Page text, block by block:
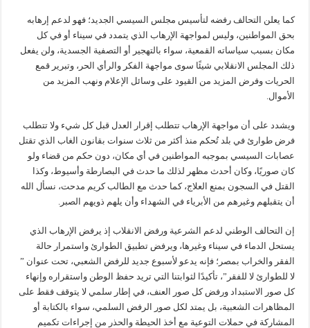
كما يعلن التحالف رفضه لتأسيس مجلس السيسي الجديد؛ فهو لدعم إرهابه
بحق المواطنين، وليس لمواجهة الإرهاب الذي يتمدد في سيناء أو في كل
مكان بسبب سياساته القمعية، سواء بالتهجير أو التصفية الجسدية، ولن يفعل
ذلك المجلس الانقلابي شيئًا سوى مواجهة الفكر والرأي الحر، وتبرير قمع
الحريات وفرض المزيد من القيود على وسائل الإعلام ونهب المزيد من
الأموال.
ويشدد على أن مواجهة الإرهاب تتطلب إقرار العدل قبل كل شيء ولا تتطلب
فرض طوارئ في بلد تُحكم منذ أكثر من ثلاث سنوات بقانون الغاب الذي تقتل
عصابات السيسي بموجبه المواطنين في أي مكان، دون حكم من قضاء ولو
كان صوريًا، وكان أحدث مظهر لذلك ما حدث في البصارطة وأسيوط، وكذا
القتل في السجون بمنع العلاج، كما حدث مع الطالب كريم مدحت، نسأل الله
أن يتقبلهم وغيرهم من الأبرياء في الشهداء وأن يلهم ذويهم الصبر.
إن التحالف الوطني لدعم الشرعية ورفض الانقلاب إذ يرفض الإرهاب الذي
يستحل الدماء في سيناء وغيرها، ويرفض تطبيق الطوارئ واستمرار حالة
الفقر والخراب بمصر؛ فإنه يدعو لأسبوع جديد للرفض الشعبي، تحت عنوان ”
لا للطوارئ لا للفقر”، تأكيدًا لثوابتنا التي تريد حفظ الوطن واستقراره وإنهاء
كل صور الاستبداد ورفض كل صور العنف، في إطار سلمي لا يتوقف فقط على
المظاهرات الشعبية، بل يمتد لكل صور الرفض السلمي، سواء بالكتابة أو
المشاركة في حملات التوعية مع أخذ الحيطة والحذر من إجراءات تكميم